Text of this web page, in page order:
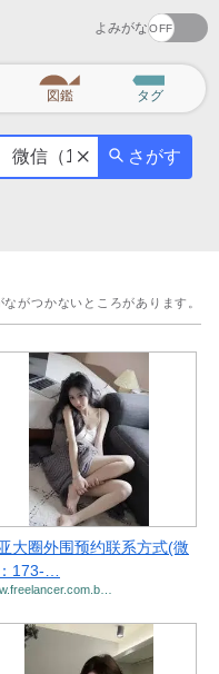
よみがな
図鑑 タグ
さがす
がつかないところがあります。
大圈外围预约联系方式(微
173-…